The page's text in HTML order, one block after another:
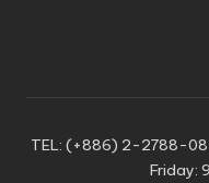
TEL: (+886) 2-2788-
Friday: